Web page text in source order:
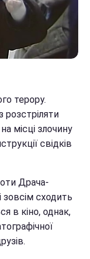
терору.
місці злочину
свідків
Драча-
зовсім сходить
в кіно, однак,